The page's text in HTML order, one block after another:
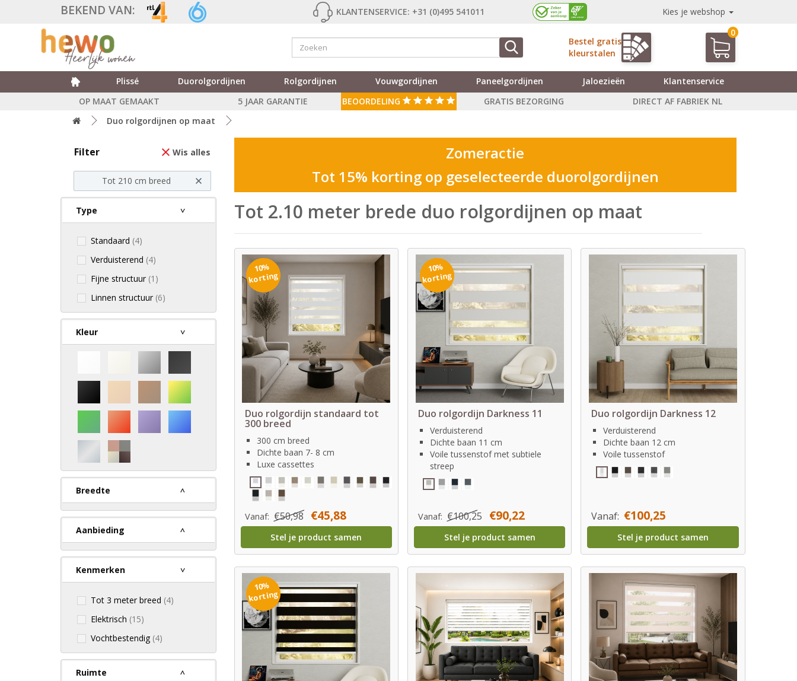
BEKEND VAN: KLANTENSERVICE: +31 (0)495 541011 Kies je webshop
Bestel gratis
kleurstalen
0
Plissé Duorolgordijnen Rolgordijnen Vouwgordijnen Paneelgordijnen Jaloezieën
Klantenservice
OP MAAT GEMAAKT
5 JAAR GARANTIE BEOORDELING GRATIS BEZORGING
DIRECT AF FABRIEK NL
Duo rolgordijnen op maat
Wis alles
Filter
Tot 210 cm breed
Type
Standaard (4)
Verduisterend (4)
Fijne structuur (1)
Linnen structuur (6)
Kleur
Breedte
Aanbieding
Kenmerken
Tot 3 meter breed (4)
Elektrisch (15)
Vochtbestendig (4)
Ruimte
Zomeractie
Tot 15% korting op geselecteerde duorolgordijnen
Tot 2.10 meter brede duo rolgordijnen op maat
10%
korting
Duo rolgordijn standaard tot
300 breed
300 cm breed
Dichte baan 7- 8 cm
Luxe cassettes
Vanaf: €50,98 €45,88
Stel je product samen
10%
korting
Duo rolgordijn Darkness 11
Verduisterend
Dichte baan 11 cm
Voile tussenstof met subtiele
streep
Vanaf: €100,25 €90,22
Stel je product samen
Duo rolgordijn Darkness 12
Verduisterend
Dichte baan 12 cm
Voile tussenstof
Vanaf: €100,25
Stel je product samen
10%
korting